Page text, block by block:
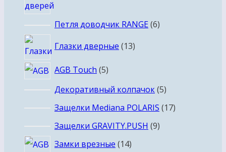
Петля доводчик RANGE 66
Глазки дверные 1313
AGB Touch 55
товаров
Декоративный колпачок 55
товаров
Защелки Mediana POLARIS 1717
Защелки GRAVITY.PUSH 99
Замки врезные 1414